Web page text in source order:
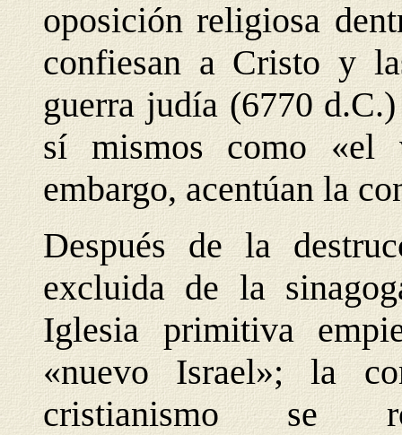
oposición religiosa
confiesan a Cristo y
guerra judía (6770
sí mismos como «el
embargo, acentúan la
Después de la
excluida de la
Iglesia primitiva
«nuevo Israel»; la
cristianismo se